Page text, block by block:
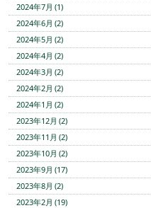
2024年7月 (1)
2024年6月 (2)
2024年5月 (2)
2024年4月 (2)
2024年3月 (2)
2024年2月 (2)
2024年1月 (2)
2023年12月 (2)
2023年11月 (2)
2023年10月 (2)
2023年9月 (17)
2023年8月 (2)
2023年2月 (19)